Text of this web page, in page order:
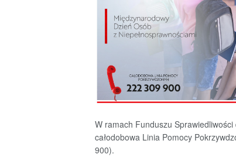
W ramach Funduszu Sprawiedliwości
całodobowa Linia Pomocy
900).